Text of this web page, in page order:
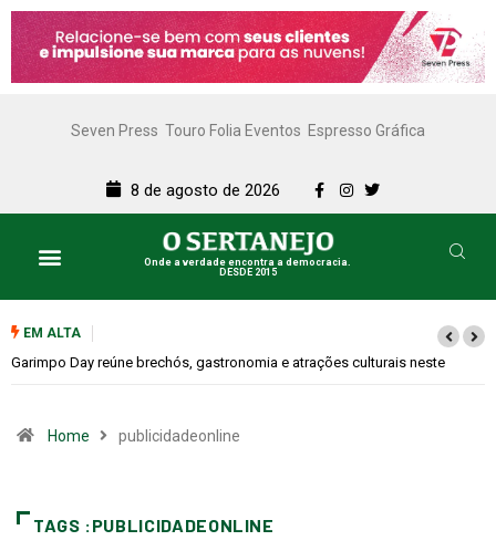
Seven Press Touro Folia Eventos Espresso Gráfica
8 de agosto de 2026
Onde a verdade encontra a democracia.
DESDE 2015
EM ALTA
Bugonia transforma paranoia e conspiração em um suspense imprevisível
Home publicidadeonline
TAGS :PUBLICIDADEONLINE